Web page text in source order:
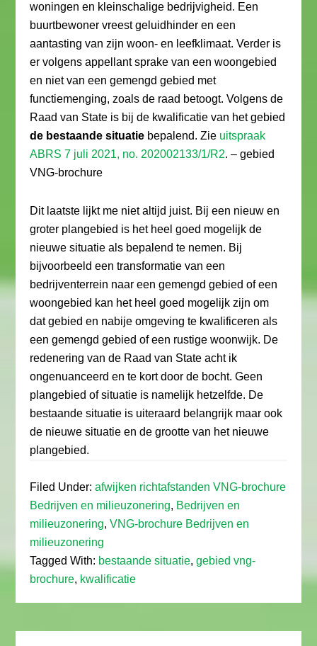
woningen en kleinschalige bedrijvigheid. Een
buurtbewoner vreest geluidhinder en een
aantasting van zijn woon- en leefklimaat. Verder is
er volgens appellant sprake van een woongebied
en niet van een gemengd gebied met
functiemenging, zoals de raad betoogt. Volgens de
Raad van State is bij de kwalificatie van het gebied
de bestaande situatie bepalend. Zie uitspraak
ABRS 7 juli 2021, no. 202002133/1/R2. – gebied
VNG-brochure
Dit laatste lijkt me niet altijd juist. Bij een nieuw en
groter plangebied is het heel goed mogelijk de
nieuwe situatie als bepalend te nemen. Bij
bijvoorbeeld een transformatie van een
bedrijventerrein naar een gemengd gebied of een
woongebied kan het heel goed mogelijk zijn om
dat gebied en nabije omgeving te kwalificeren als
een gemengd gebied of een rustige woonwijk. De
redenering van de Raad van State acht ik
ongenuanceerd en te kort door de bocht. Geen
plangebied of situatie is namelijk hetzelfde. De
bestaande situatie is uiteraard belangrijk maar ook
de nieuwe situatie en de grootte van het nieuwe
plangebied.
Filed Under:afwijken richtafstanden VNG-brochure
Bedrijven en milieuzonering, Bedrijven en
milieuzonering,VNG-brochure Bedrijven en
milieuzonering
Tagged With: bestaande situatie,gebied vng-
brochure, kwalificatie